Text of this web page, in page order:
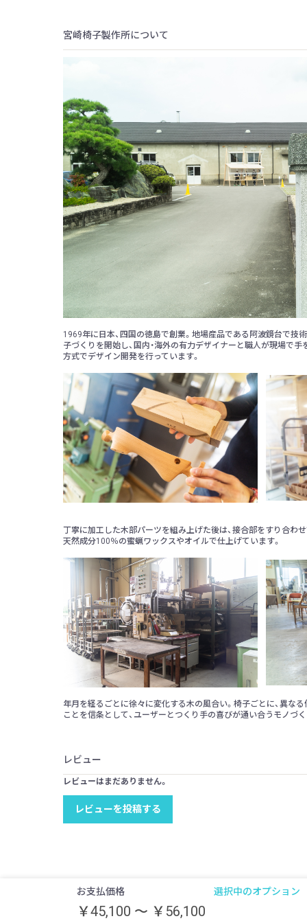
宮崎椅子製作所について
1969年に日本、四国の徳島で創業。地場産品である阿波鏡台で技
子づくりを開始し、国内・海外の有力デザイナーと職人が現場で
方式でデザイン開発を行っています。
丁寧に加工した木部パーツを組み上げた後は、接合部をすり合わ
天然成分100％の蜜蝋ワックスやオイルで仕上げています。
年月を経るごとに徐々に変化する木の風合い。椅子ごとに、異なる
ことを信条として、ユーザーとつくり手の喜びが通い合うモノづ
レビュー
レビューはまだありません。
レビューを投稿する
お支払価格
￥45,100 ～ ￥56,100
選択中のオプション